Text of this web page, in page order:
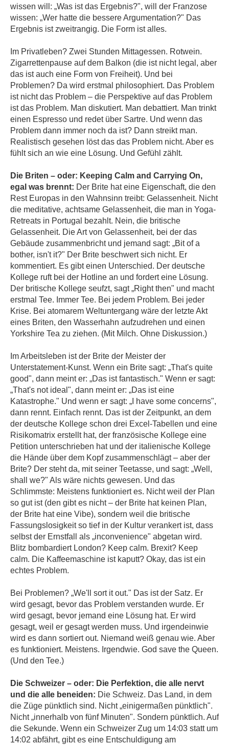
wissen will: „Was ist das Ergebnis?", will der Franzose
wissen: „Wer hatte die bessere Argumentation?" Das
Ergebnis ist zweitrangig. Die Form ist alles.
Im Privatleben? Zwei Stunden Mittagessen. Rotwein.
Zigarrettenpause auf dem Balkon (die ist nicht legal, aber
das ist auch eine Form von Freiheit). Und bei
Problemen? Da wird erstmal philosophiert. Das Problem
ist nicht das Problem – die Perspektive auf das Problem
ist das Problem. Man diskutiert. Man debattiert. Man trinkt
einen Espresso und redet über Sartre. Und wenn das
Problem dann immer noch da ist? Dann streikt man.
Realistisch gesehen löst das das Problem nicht. Aber es
fühlt sich an wie eine Lösung. Und Gefühl zählt.
Die Briten – oder: Keeping Calm and Carrying On,
egal was brennt: Der Brite hat eine Eigenschaft, die den
Rest Europas in den Wahnsinn treibt: Gelassenheit. Nicht
die meditative, achtsame Gelassenheit, die man in Yoga-
Retreats in Portugal bezahlt. Nein, die britische
Gelassenheit. Die Art von Gelassenheit, bei der das
Gebäude zusammenbricht und jemand sagt: „Bit of a
bother, isn't it?" Der Brite beschwert sich nicht. Er
kommentiert. Es gibt einen Unterschied. Der deutsche
Kollege ruft bei der Hotline an und fordert eine Lösung.
Der britische Kollege seufzt, sagt „Right then" und macht
erstmal Tee. Immer Tee. Bei jedem Problem. Bei jeder
Krise. Bei atomarem Weltuntergang wäre der letzte Akt
eines Briten, den Wasserhahn aufzudrehen und einen
Yorkshire Tea zu ziehen. (Mit Milch. Ohne Diskussion.)
Im Arbeitsleben ist der Brite der Meister der
Unterstatement-Kunst. Wenn ein Brite sagt: „That's quite
good", dann meint er: „Das ist fantastisch." Wenn er sagt:
„That's not ideal", dann meint er: „Das ist eine
Katastrophe." Und wenn er sagt: „I have some concerns",
dann rennt. Einfach rennt. Das ist der Zeitpunkt, an dem
der deutsche Kollege schon drei Excel-Tabellen und eine
Risikomatrix erstellt hat, der französische Kollege eine
Petition unterschrieben hat und der italienische Kollege
die Hände über dem Kopf zusammenschlägt – aber der
Brite? Der steht da, mit seiner Teetasse, und sagt: „Well,
shall we?" Als wäre nichts gewesen. Und das
Schlimmste: Meistens funktioniert es. Nicht weil der Plan
so gut ist (den gibt es nicht – der Brite hat keinen Plan,
der Brite hat eine Vibe), sondern weil die britische
Fassungslosigkeit so tief in der Kultur verankert ist, dass
selbst der Ernstfall als „inconvenience" abgetan wird.
Blitz bombardiert London? Keep calm. Brexit? Keep
calm. Die Kaffeemaschine ist kaputt? Okay, das ist ein
echtes Problem.
Bei Problemen? „We'll sort it out." Das ist der Satz. Er
wird gesagt, bevor das Problem verstanden wurde. Er
wird gesagt, bevor jemand eine Lösung hat. Er wird
gesagt, weil er gesagt werden muss. Und irgendeinwie
wird es dann sortiert out. Niemand weiß genau wie. Aber
es funktioniert. Meistens. Irgendwie. God save the Queen.
(Und den Tee.)
Die Schweizer – oder: Die Perfektion, die alle nervt
und die alle beneiden: Die Schweiz. Das Land, in dem
die Züge pünktlich sind. Nicht „einigermaßen pünktlich".
Nicht „innerhalb von fünf Minuten". Sondern pünktlich. Auf
die Sekunde. Wenn ein Schweizer Zug um 14:03 statt um
14:02 abfährt, gibt es eine Entschuldigung am